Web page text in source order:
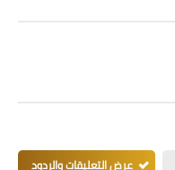
عرض التعليقات والردود